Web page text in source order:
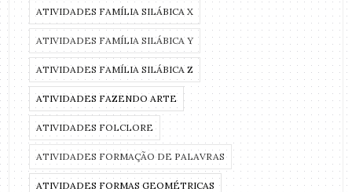
ATIVIDADES FAMÍLIA SILÁBICA X
ATIVIDADES FAMÍLIA SILÁBICA Y
ATIVIDADES FAMÍLIA SILÁBICA Z
ATIVIDADES FAZENDO ARTE
ATIVIDADES FOLCLORE
ATIVIDADES FORMAÇÃO DE PALAVRAS
ATIVIDADES FORMAS GEOMÉTRICAS